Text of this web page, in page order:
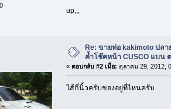
up,,,
Re: ขายท่อ kakimoto ปล
ค้ำโช๊คหน้า CUSCO แบน
« ตอบกลับ #2 เมื่อ: ตุลาคม 29, 2012,
ไส้กี่นิ้วครับของอยู่ที่ไหนครับ